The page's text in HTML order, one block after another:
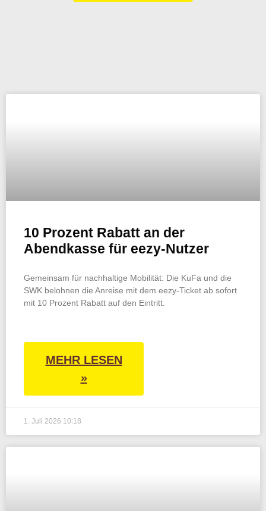
10 Prozent Rabatt an der
Abendkasse für eezy-Nutzer
Gemeinsam für nachhaltige Mobilität: Die KuFa und die
SWK belohnen die Anreise mit dem eezy-Ticket ab sofort
mit 10 Prozent Rabatt auf den Eintritt.
MEHR LESEN
»
1. Juli 2026 10:18